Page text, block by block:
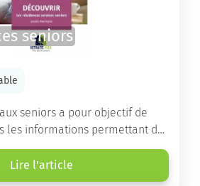
seniors
seniors a pour objectif de
les informations permettant de
services seniors adaptée.
Lire l'article